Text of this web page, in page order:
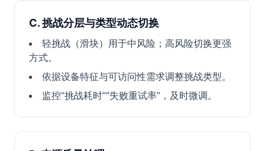
C. 挑战分层与类型动态切换
轻挑战（滑块）用于中风险；高风险切换更强
方式。
依据设备特征与可访问性需求调整挑战类型。
监控“挑战耗时”“失败重试率”，及时微调。